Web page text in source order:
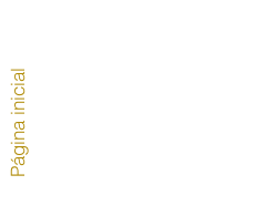
Página inicial